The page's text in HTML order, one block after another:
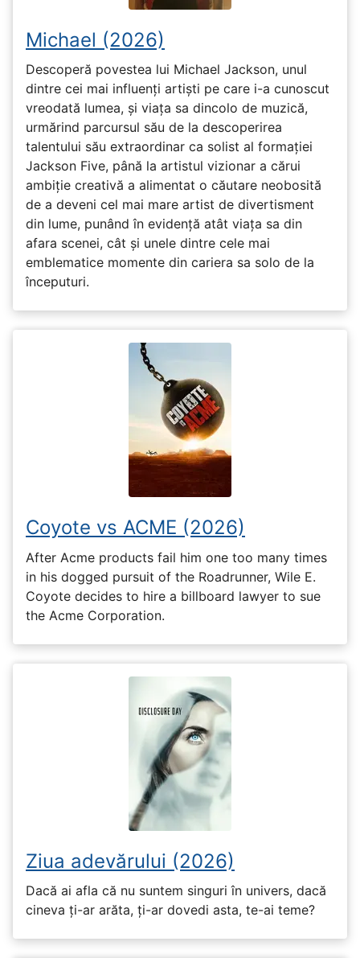
Michael (2026)
Descoperă povestea lui Michael Jackson, unul
dintre cei mai influenți artiști pe care i-a cunoscut
vreodată lumea, și viața sa dincolo de muzică,
urmărind parcursul său de la descoperirea
talentului său extraordinar ca solist al formației
Jackson Five, până la artistul vizionar a cărui
ambiție creativă a alimentat o căutare neobosită
de a deveni cel mai mare artist de divertisment
din lume, punând în evidență atât viața sa din
afara scenei, cât și unele dintre cele mai
emblematice momente din cariera sa solo de la
începuturi.
Coyote vs ACME (2026)
After Acme products fail him one too many times
in his dogged pursuit of the Roadrunner, Wile E.
Coyote decides to hire a billboard lawyer to sue
the Acme Corporation.
Ziua adevărului (2026)
Dacă ai afla că nu suntem singuri în univers, dacă
cineva ți-ar arăta, ți-ar dovedi asta, te-ai teme?